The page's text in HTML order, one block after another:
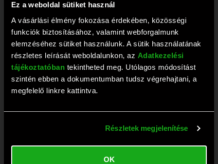
Ez a weboldal sütiket használ
A vásárlási élmény fokozása érdekében, közösségi
funkciók biztosításához, valamint webforgalmunk
elemzéséhez sütiket használunk. A sütik használatának
részletes leírását weboldalunkon, az Adatkezelési
tájékoztatóban tekintheted meg. Utólagos módosítást
szintén ebben a dokumentumban tudsz végrehajtani, a
megfelelő linkre kattintva.
Részletek megjelenítése
OK
E-mail:
webaruhaz@rufusz.hu
Nyitva: Hétfő-Péntek 10-19; Szombat 9-13 óráig
Rufusz Computer Szerviz
Fax: +36 1 386 6022
E-mail:szerviz@rufusz.hu
Nyitva: Hétfő-Kedd 10-16; Szerda 10-18;